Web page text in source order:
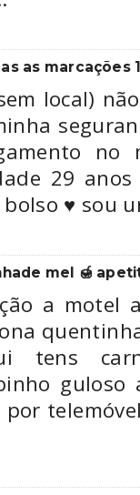
as marcações
local)
no
29
♥️ sou
mel 🍯
a motel
tens
guloso